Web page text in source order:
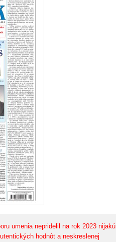
umenia nepridelil na rok 2023 nijakú
hodnôt a neskreslenej